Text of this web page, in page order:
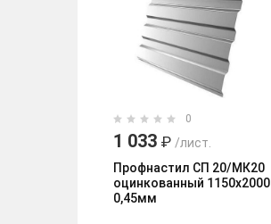
0
1 033 ₽ /лист.
Профнастил СП 20/МК20
оцинкованный 1150х2000
0,45мм